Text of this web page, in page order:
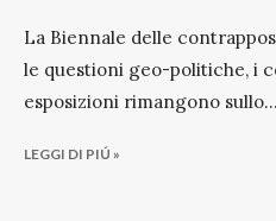
La Biennale delle
le questioni geo-politiche, i
esposizioni rimangono sullo...
LEGGI DI PIÚ »